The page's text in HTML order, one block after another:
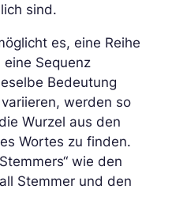
sind.
es, eine Reihe
Sequenz
Bedeutung
werden so
Wurzel aus den
Wortes zu finden.
wie den
Stemmer und den